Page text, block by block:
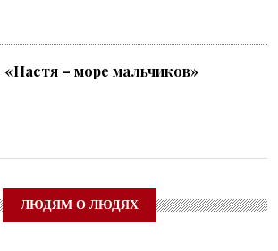
«Настя – море мальчиков»
ЛЮДЯМ О ЛЮДЯХ